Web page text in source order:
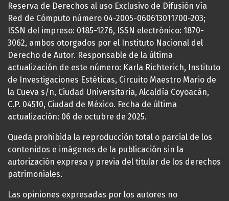
Reserva de Derechos al uso Exclusivo de Difusión vía
Red de Cómputo número 04-2005-060613011700-203;
ISSN del impreso: 0185-1276, ISSN electrónico: 1870-
3062, ambos otorgados por el Instituto Nacional del
Derecho de Autor. Responsable de la última
actualización de este número: Karla Richterich, Instituto
de Investigaciones Estéticas, Circuito Maestro Mario de
la Cueva s/n, Ciudad Universitaria, Alcaldía Coyoacán,
C.P. 04510, Ciudad de México. Fecha de última
actualización: 06 de octubre de 2025.
Queda prohibida la reproducción total o parcial de los
contenidos e imágenes de la publicación sin la
autorización expresa y previa del titular de los derechos
patrimoniales.
Las opiniones expresadas por los autores no